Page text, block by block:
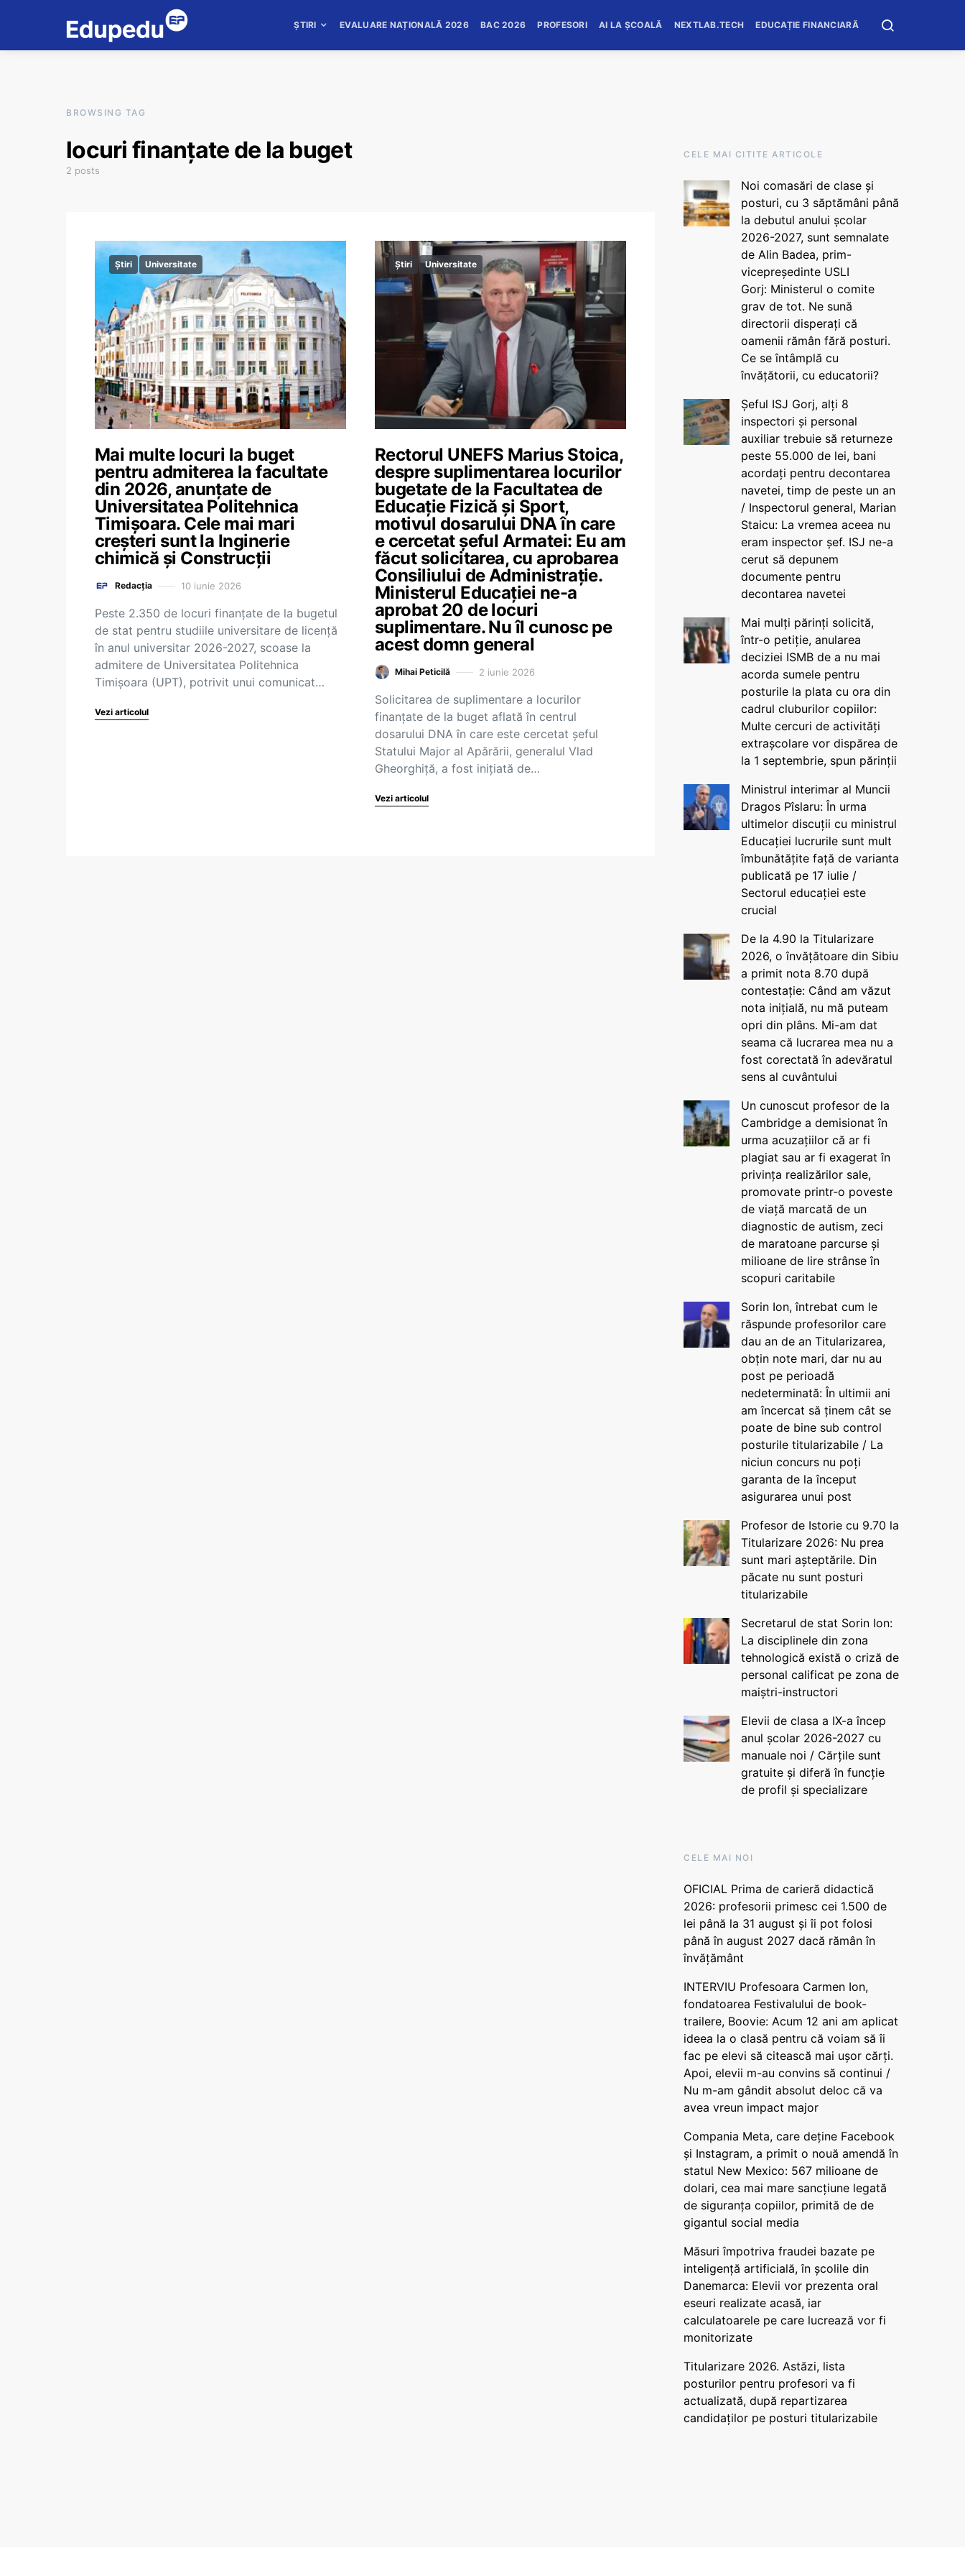
ȘTIRI EVALUARE NAȚIONALĂ 2026 BAC 2026 PROFESORI AI LA ȘCOALĂ NEXTLAB.TECH EDUCAȚIE FINANCIARĂ
BROWSING TAG
locuri finanțate de la buget
2 posts
Știri Universitate
Mai multe locuri la buget
pentru admiterea la facultate
din 2026, anunțate de
Universitatea Politehnica
Timișoara. Cele mai mari
creșteri sunt la Inginerie
chimică și Construcții
Redacția 10 iunie 2026
Peste 2.350 de locuri finanțate de la bugetul
de stat pentru studiile universitare de licență
în anul universitar 2026-2027, scoase la
admitere de Universitatea Politehnica
Timișoara (UPT), potrivit unui comunicat…
Vezi articolul
Știri Universitate
Rectorul UNEFS Marius Stoica,
despre suplimentarea locurilor
bugetate de la Facultatea de
Educație Fizică și Sport,
motivul dosarului DNA în care
e cercetat șeful Armatei: Eu am
făcut solicitarea, cu aprobarea
Consiliului de Administrație.
Ministerul Educației ne-a
aprobat 20 de locuri
suplimentare. Nu îl cunosc pe
acest domn general
Mihai Peticilă 2 iunie 2026
Solicitarea de suplimentare a locurilor
finanțate de la buget aflată în centrul
dosarului DNA în care este cercetat șeful
Statului Major al Apărării, generalul Vlad
Gheorghiță, a fost inițiată de…
Vezi articolul
CELE MAI CITITE ARTICOLE
Noi comasări de clase și
posturi, cu 3 săptămâni până
la debutul anului școlar
2026-2027, sunt semnalate
de Alin Badea, prim-
vicepreședinte USLI
Gorj: Ministerul o comite
grav de tot. Ne sună
directorii disperați că
oamenii rămân fără posturi.
Ce se întâmplă cu
învățătorii, cu educatorii?
Șeful ISJ Gorj, alți 8
inspectori și personal
auxiliar trebuie să returneze
peste 55.000 de lei, bani
acordați pentru decontarea
navetei, timp de peste un an
/ Inspectorul general, Marian
Staicu: La vremea aceea nu
eram inspector șef. ISJ ne-a
cerut să depunem
documente pentru
decontarea navetei
Mai mulți părinți solicită,
într-o petiție, anularea
deciziei ISMB de a nu mai
acorda sumele pentru
posturile la plata cu ora din
cadrul cluburilor copiilor:
Multe cercuri de activități
extrașcolare vor dispărea de
la 1 septembrie, spun părinții
Ministrul interimar al Muncii
Dragos Pîslaru: În urma
ultimelor discuții cu ministrul
Educației lucrurile sunt mult
îmbunătățite față de varianta
publicată pe 17 iulie /
Sectorul educației este
crucial
De la 4.90 la Titularizare
2026, o învățătoare din Sibiu
a primit nota 8.70 după
contestație: Când am văzut
nota inițială, nu mă puteam
opri din plâns. Mi-am dat
seama că lucrarea mea nu a
fost corectată în adevăratul
sens al cuvântului
Un cunoscut profesor de la
Cambridge a demisionat în
urma acuzațiilor că ar fi
plagiat sau ar fi exagerat în
privința realizărilor sale,
promovate printr-o poveste
de viață marcată de un
diagnostic de autism, zeci
de maratoane parcurse și
milioane de lire strânse în
scopuri caritabile
Sorin Ion, întrebat cum le
răspunde profesorilor care
dau an de an Titularizarea,
obțin note mari, dar nu au
post pe perioadă
nedeterminată: În ultimii ani
am încercat să ținem cât se
poate de bine sub control
posturile titularizabile / La
niciun concurs nu poți
garanta de la început
asigurarea unui post
Profesor de Istorie cu 9.70 la
Titularizare 2026: Nu prea
sunt mari așteptările. Din
păcate nu sunt posturi
titularizabile
Secretarul de stat Sorin Ion:
La disciplinele din zona
tehnologică există o criză de
personal calificat pe zona de
maiștri-instructori
Elevii de clasa a IX-a încep
anul școlar 2026-2027 cu
manuale noi / Cărțile sunt
gratuite și diferă în funcție
de profil și specializare
CELE MAI NOI
OFICIAL Prima de carieră didactică
2026: profesorii primesc cei 1.500 de
lei până la 31 august și îi pot folosi
până în august 2027 dacă rămân în
învățământ
INTERVIU Profesoara Carmen Ion,
fondatoarea Festivalului de book-
trailere, Boovie: Acum 12 ani am aplicat
ideea la o clasă pentru că voiam să îi
fac pe elevi să citească mai ușor cărți.
Apoi, elevii m-au convins să continui /
Nu m-am gândit absolut deloc că va
avea vreun impact major
Compania Meta, care deține Facebook
și Instagram, a primit o nouă amendă în
statul New Mexico: 567 milioane de
dolari, cea mai mare sancțiune legată
de siguranța copiilor, primită de de
gigantul social media
Măsuri împotriva fraudei bazate pe
inteligență artificială, în școlile din
Danemarca: Elevii vor prezenta oral
eseuri realizate acasă, iar
calculatoarele pe care lucrează vor fi
monitorizate
Titularizare 2026. Astăzi, lista
posturilor pentru profesori va fi
actualizată, după repartizarea
candidaților pe posturi titularizabile